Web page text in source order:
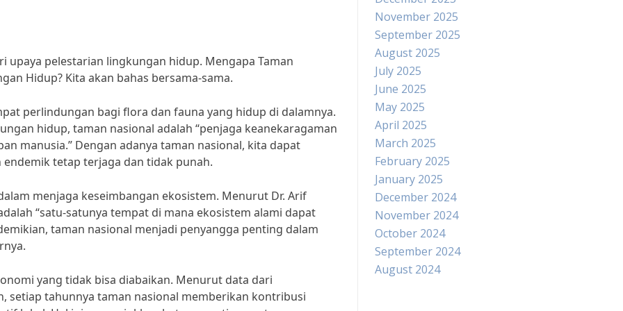
upaya pelestarian lingkungan hidup. Mengapa Taman
Hidup? Kita akan bahas bersama-sama.
perlindungan bagi flora dan fauna yang hidup di dalamnya.
hidup, taman nasional adalah “penjaga keanekaragaman
manusia.” Dengan adanya taman nasional, kita dapat
tetap terjaga dan tidak punah.
menjaga keseimbangan ekosistem. Menurut Dr. Arif
“satu-satunya tempat di mana ekosistem alami dapat
taman nasional menjadi penyangga penting dalam
yang tidak bisa diabaikan. Menurut data dari
setiap tahunnya taman nasional memberikan kontribusi
November 2025
September 2025
August 2025
July 2025
June 2025
May 2025
April 2025
March 2025
February 2025
January 2025
December 2024
November 2024
October 2024
September 2024
August 2024